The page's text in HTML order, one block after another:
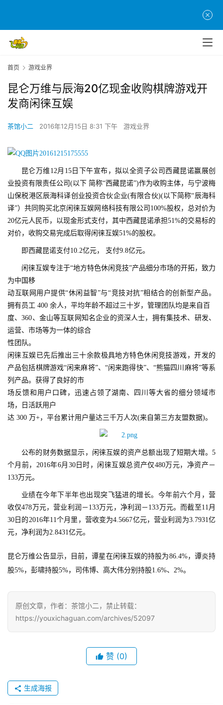
首
页
创
游
戏
业
界
手
机
游
戏
游
戏
闲
游
戏
0
第
十
三
奖
首页 游戏业界
昆仑万维与辰海20亿现金收购棋牌游戏开
发商闲徕互娱
茶馆小二 2016年12月15日 8:31 下午 游戏业界
昆仑万维12月15日下午宣布，拟以全资子公司西藏昆诺赢展创
业投资有限责任公司(以下 简称“西藏昆诺”)作为收购主体，与宁波梅
山保税港区辰海科译创业投资合伙企业(有限合伙)(以下简称“辰海科
译”）共同购买北京闲徕互娱网络科技有限公司100%股权，总对价为
20亿元人民币，以现金形式支付，其中西藏昆诺承担51%的交易标的
对价，收购交易完成后取得闲徕互娱51%的股权。
即西藏昆诺支付10.2亿元， 支付9.8亿元。
闲徕互娱专注于“地方特色休闲竞技”产品细分市场的开拓，致力
为中国移
动互联网用户提供“休闲益智”与“竞技对抗”相结合的创新型产品。
拥有员工 400 余人，平均年龄不超过三十岁，管理团队均是来自百
度、360、金山等互联网知名企业的资深人士，拥有集技术、研发、
运营、市场等为一体的综合
性团队。
闲徕互娱已先后推出三十余款极具地方特色休闲竞技游戏，开发的
产品包括棋牌游戏“闲来麻将”、“闲来跑得快”、“熊猫四川麻将”等系
列产品。 获得了良好的市
场反馈和用户口碑，迅速占领了湖南、四川等大省的细分领域市
场，日活跃用户
达 300 万+，平台累计用户量达三千万人次(来自第三方友盟数据)。
公布的财务数据显示，闲徕互娱的资产总额出现了短期大增。5
个月前，2016年6月30日时，闲徕互娱总资产仅480万元，净资产－
133万元。
业绩在今年下半年也出现突飞猛进的增长。 今年前六个月，营
收仅478万元，营业利润－133万元，净利润－133万元。 而截至11月
30日的2016年11个月里，营收变为4.5667亿元，营业利润为3.7931亿
元，净利润为2.8431亿元。
昆仑万维公告显示，目前，谭星在闲徕互娱的持股为86.4%，谭炎持
股5%，彭啸持股5%，司伟博、高大伟分别持股1.6%、2%。
原创文章，作者：茶馆小二，禁止转载：
https://youxichaguan.com/archives/52097
赞 (0)
生成海报